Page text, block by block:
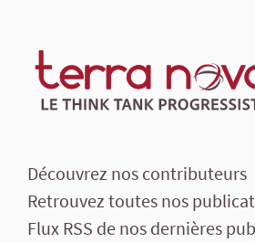
Découvrez nos contributeurs
Retrouvez toutes nos
Flux RSS de nos dernières